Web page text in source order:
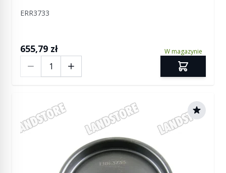
ERR3733
655,79 zł W magazynie